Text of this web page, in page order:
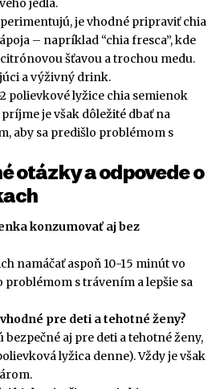
jedla.
je vhodné pripraviť chia
– napríklad “chia fresca”, kde
šťavou a trochou medu.
a výživný drink.
polievkové lyžice chia semienok
je však dôležité dbať na
aby sa predišlo problémom s
otázky a odpovede o
konzumovať aj bez
namáčať aspoň 10-15 minút vo
problémom s trávením a lepšie sa
pre deti a tehotné ženy?
bezpečné aj pre deti a tehotné ženy,
lyžica denne). Vždy je však